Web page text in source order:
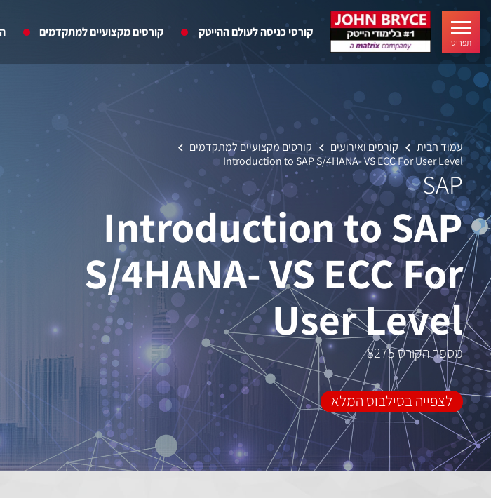
תפריט
קורסי כניסה לעולם ההייטק קורסים מקצועיים למתקדמים
עמוד הבית קורסים ואירועים
קורסים מקצועיים למתקדמים
Introduction to SAP S/4HANA- VS ECC For User Level
SAP
Introduction to SAP
S/4HANA- VS ECC For
User Level
מספר הקורס 8275
לצפייה בסילבוס המלא